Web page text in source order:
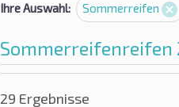
Ihre Auswahl: Sommerreifen
Sommerreifenreifen
29 Ergebnisse